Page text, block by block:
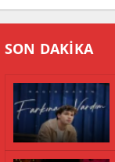
SON DAKİKA